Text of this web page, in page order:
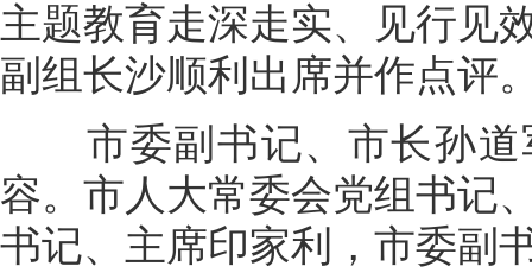
主题教育走深走实、见行见
副组长沙顺利出席并作点评
市委副书记、市长孙道
容。市人大常委会党组书记
书记、主席印家利，市委副